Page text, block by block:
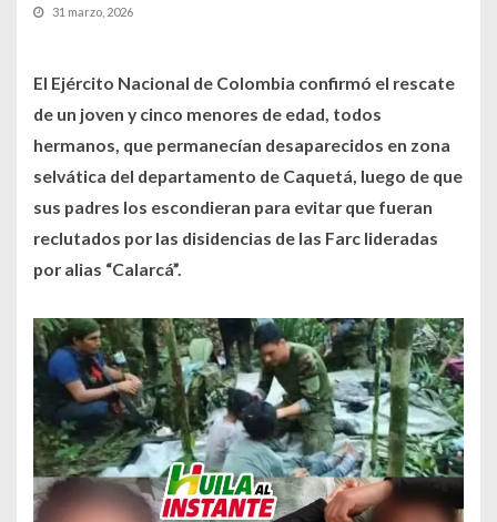
31 marzo, 2026
El Ejército Nacional de Colombia confirmó el rescate
de un joven y cinco menores de edad, todos
hermanos, que permanecían desaparecidos en zona
selvática del departamento de Caquetá, luego de que
sus padres los escondieran para evitar que fueran
reclutados por las disidencias de las Farc lideradas
por alias “Calarcá”.